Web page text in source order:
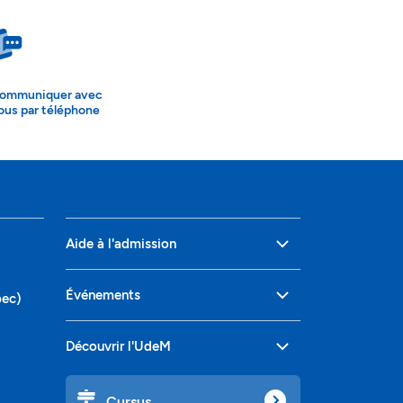
avec
par téléphone
Aide à l'admission
Événements
Découvrir l'UdeM